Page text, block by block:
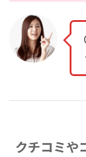
クチコミや